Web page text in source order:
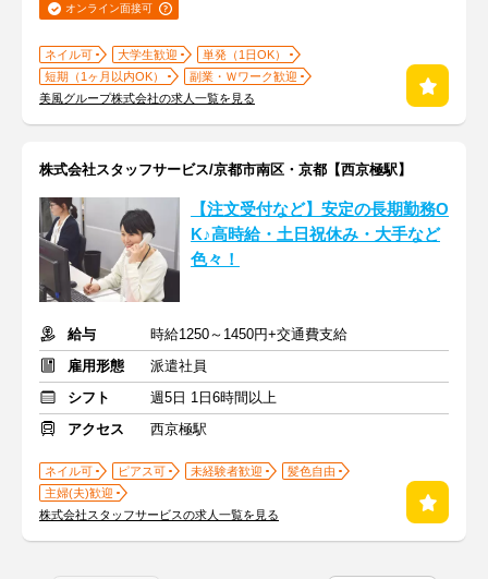
オンライン面接可
ネイル可 大学生歓迎
単発（1日OK）
短期（1ヶ月以内OK）
副業・Ｗワーク歓迎
美風グループ株式会社の求人一覧を見る
株式会社スタッフサービス/京都市南区・京都【西京極駅】
【注文受付など】安定の長期勤務O
K♪高時給・土日祝休み・大手など
色々！
給与
時給1250～1450円+交通費支給
雇用形態
派遣社員
シフト
週5日 1日6時間以上
アクセス
西京極駅
ネイル可 ピアス可 未経験者歓迎
髪色自由
主婦(夫)歓迎
株式会社スタッフサービスの求人一覧を見る